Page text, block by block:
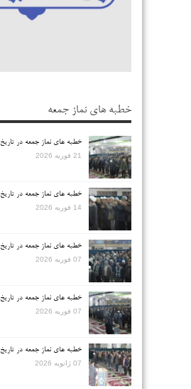
خطبه های نماز جمعه
خطبه های نماز جمعه در تاریخ ۱۴۰۴/۱۱/۱۰
21 فوریه 2026
خطبه های نماز جمعه در تاریخ ۱۴۰۴/۱۱/۰۳
14 فوریه 2026
خطبه های نماز جمعه در تاریخ ۱۴۰۴/۱۰/۲۶
07 فوریه 2026
خطبه های نماز جمعه در تاریخ ۱۴۰۴/۱۰/۱۹
07 فوریه 2026
خطبه های نماز جمعه در تاریخ ۱۴۰۴/۱۰/۱۲
07 ژانویه 2026